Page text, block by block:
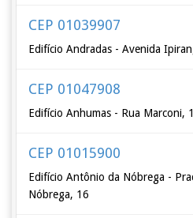
CEP 01039907
Edifício Andradas - Avenida
CEP 01047908
Edifício Anhumas - Rua Marconi,
CEP 01015900
Edifício Antônio da Nóbrega -
Nóbrega, 16